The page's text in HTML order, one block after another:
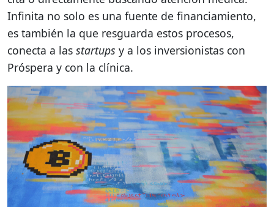
Infinita no solo es una fuente de financiamiento,
es también la que resguarda estos procesos,
conecta a las startups y a los inversionistas con
Próspera y con la clínica.